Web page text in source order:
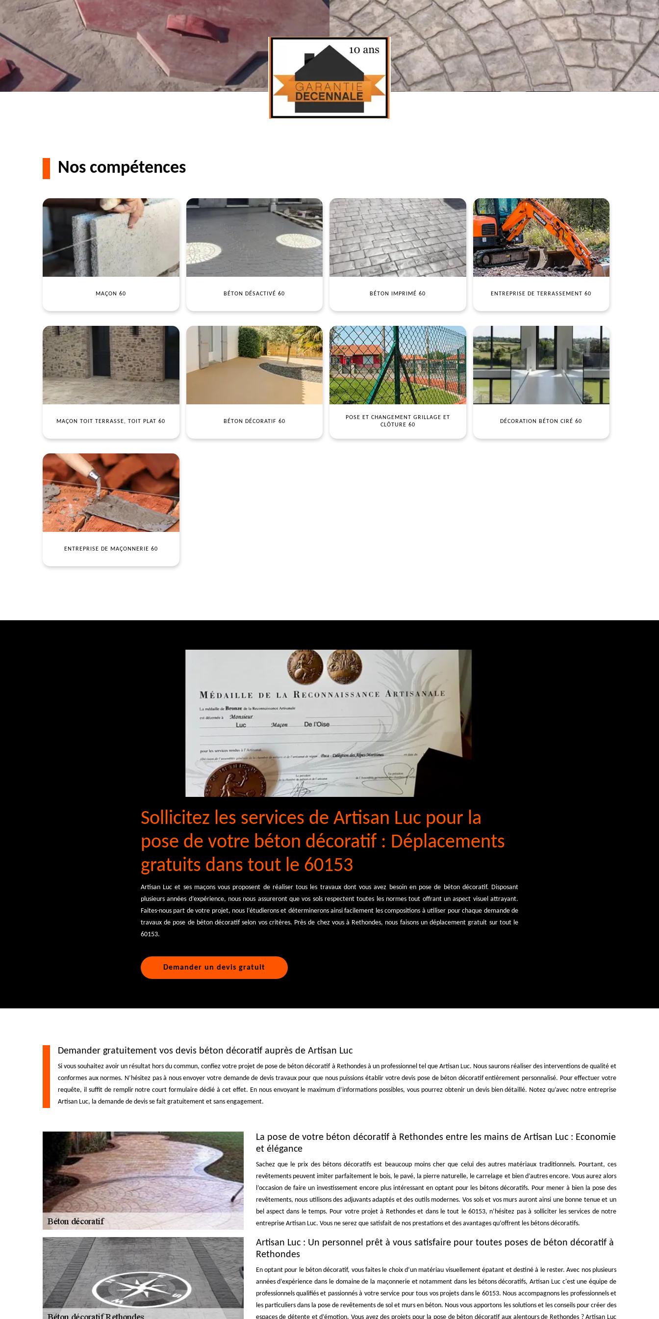
Nos compétences
MAÇON 60 BÉTON DÉSACTIVÉ 60 BÉTON IMPRIMÉ 60 ENTREPRISE DE TERRASSEMENT 60
MAÇON TOIT TERRASSE, TOIT PLAT 60 BÉTON DÉCORATIF 60
POSE ET CHANGEMENT GRILLAGE ET
CLÔTURE 60
DÉCORATION BÉTON CIRÉ 60
ENTREPRISE DE MAÇONNERIE 60
Sollicitez les services de Artisan Luc pour la
pose de votre béton décoratif : Déplacements
gratuits dans tout le 60153
Artisan Luc et ses maçons vous proposent de réaliser tous les travaux dont vous avez besoin en pose de béton décoratif. Disposant
plusieurs années d’expérience, nous nous assureront que vos sols respectent toutes les normes tout offrant un aspect visuel attrayant.
Faites-nous part de votre projet, nous l’étudierons et déterminerons ainsi facilement les compositions à utiliser pour chaque demande de
travaux de pose de béton décoratif selon vos critères. Près de chez vous à Rethondes, nous faisons un déplacement gratuit sur tout le
60153.
Demander un devis gratuit
Demander gratuitement vos devis béton décoratif auprès de Artisan Luc
Si vous souhaitez avoir un résultat hors du commun, confiez votre projet de pose de béton décoratif à Rethondes à un professionnel tel que Artisan Luc. Nous saurons réaliser des interventions de qualité et
conformes aux normes. N’hésitez pas à nous envoyer votre demande de devis travaux pour que nous puissions établir votre devis pose de béton décoratif entièrement personnalisé. Pour effectuer votre
requête, il suffit de remplir notre court formulaire dédié à cet effet. En nous envoyant le maximum d’informations possibles, vous pourrez obtenir un devis bien détaillé. Notez qu’avec notre entreprise
Artisan Luc, la demande de devis se fait gratuitement et sans engagement.
La pose de votre béton décoratif à Rethondes entre les mains de Artisan Luc : Economie
et élégance
Sachez que le prix des bétons décoratifs est beaucoup moins cher que celui des autres matériaux traditionnels. Pourtant, ces
revêtements peuvent imiter parfaitement le bois, le pavé, la pierre naturelle, le carrelage et bien d’autres encore. Vous aurez alors
l’occasion de faire un investissement encore plus intéressant en optant pour les bétons décoratifs. Pour mener à bien la pose des
revêtements, nous utilisons des adjuvants adaptés et des outils modernes. Vos sols et vos murs auront ainsi une bonne tenue et un
bel aspect dans le temps. Pour votre projet à Rethondes et dans le tout le 60153, n’hésitez pas à solliciter les services de notre
entreprise Artisan Luc. Vous ne serez que satisfait de nos prestations et des avantages qu’offrent les bétons décoratifs.
Artisan Luc : Un personnel prêt à vous satisfaire pour toutes poses de béton décoratif à
Rethondes
En optant pour le béton décoratif, vous faites le choix d’un matériau visuellement épatant et destiné à le rester. Avec nos plusieurs
années d’expérience dans le domaine de la maçonnerie et notamment dans les bétons décoratifs, Artisan Luc c'est une équipe de
professionnels qualifiés et passionnés à votre service pour tous vos projets dans le 60153. Nous accompagnons les professionnels et
les particuliers dans la pose de revêtements de sol et murs en béton. Nous vous apportons les solutions et les conseils pour créer des
espaces de détente et d’émotion. Vous avez des projets pour la pose de béton décoratif aux alentours de Rethondes ? Artisan Luc